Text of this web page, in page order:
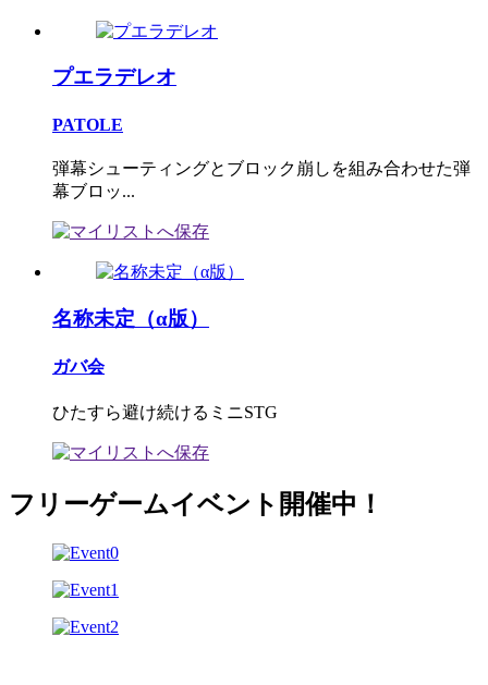
プエラデレオ
PATOLE
弾幕シューティングとブロック崩しを組み合わせた弾
幕ブロッ...
名称未定（α版）
ガバ会
ひたすら避け続けるミニSTG
フリーゲームイベント開催中！